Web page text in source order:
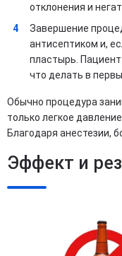
отклонения и
Завершение
антисептиком и,
пластырь.
что делать в
Обычно процедура
только легкое
Благодаря анестезии,
Эффект и